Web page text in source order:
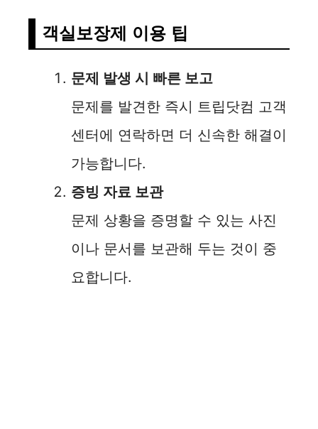
객실보장제 이용 팁
문제 발생 시 빠른 보고
문제를 발견한 즉시 트립닷컴 고객
센터에 연락하면 더 신속한 해결이
가능합니다.
증빙 자료 보관
문제 상황을 증명할 수 있는 사진
이나 문서를 보관해 두는 것이 중
요합니다.